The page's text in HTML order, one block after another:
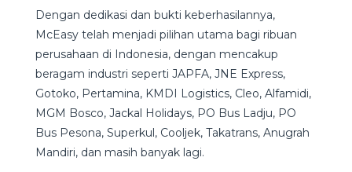
Dengan dedikasi dan bukti keberhasilannya,
McEasy telah menjadi pilihan utama bagi ribuan
perusahaan di Indonesia, dengan mencakup
beragam industri seperti JAPFA, JNE Express,
Gotoko, Pertamina, KMDI Logistics, Cleo, Alfamidi,
MGM Bosco, Jackal Holidays, PO Bus Ladju, PO
Bus Pesona, Superkul, Cooljek, Takatrans, Anugrah
Mandiri, dan masih banyak lagi.